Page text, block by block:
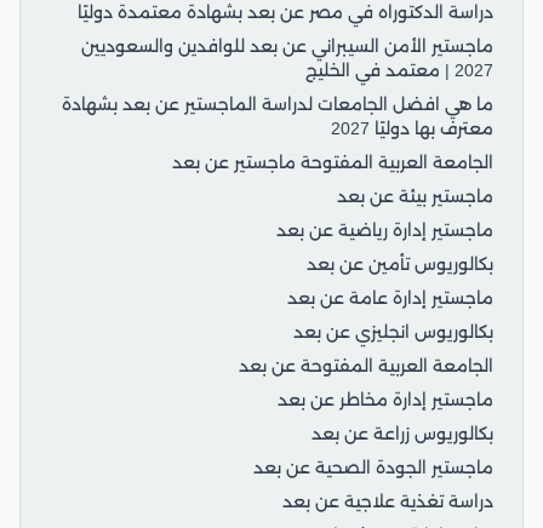
دراسة الدكتوراه في مصر عن بعد بشهادة معتمدة دوليًا
ماجستير الأمن السيبراني عن بعد للوافدين والسعوديين
2027 | معتمد في الخليج
ما هي افضل الجامعات لدراسة الماجستير عن بعد بشهادة
معترف بها دوليًا 2027
الجامعة العربية المفتوحة ماجستير عن بعد
ماجستير بيئة عن بعد
ماجستير إدارة رياضية عن بعد
بكالوريوس تأمين عن بعد
ماجستير إدارة عامة عن بعد
بكالوريوس انجليزي عن بعد
الجامعة العربية المفتوحة عن بعد
ماجستير إدارة مخاطر عن بعد
بكالوريوس زراعة عن بعد
ماجستير الجودة الصحية عن بعد
دراسة تغذية علاجية عن بعد